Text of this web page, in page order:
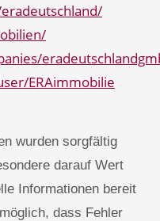
ERAimmobilie
wurden sorgfältig
darauf Wert
Informationen bereit
dass Fehler